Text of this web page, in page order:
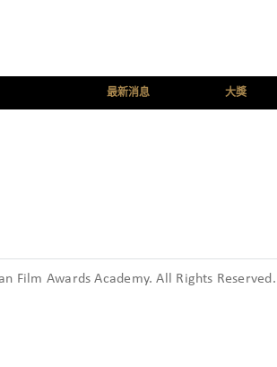
最新消息 大獎
Film Awards Academy. All Rights Reserved.